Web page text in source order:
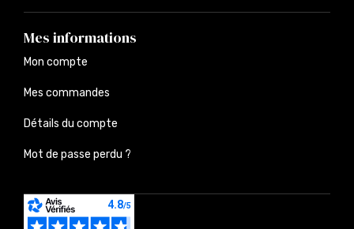
Mes informations
Mon compte
Mes commandes
Détails du compte
Mot de passe perdu ?